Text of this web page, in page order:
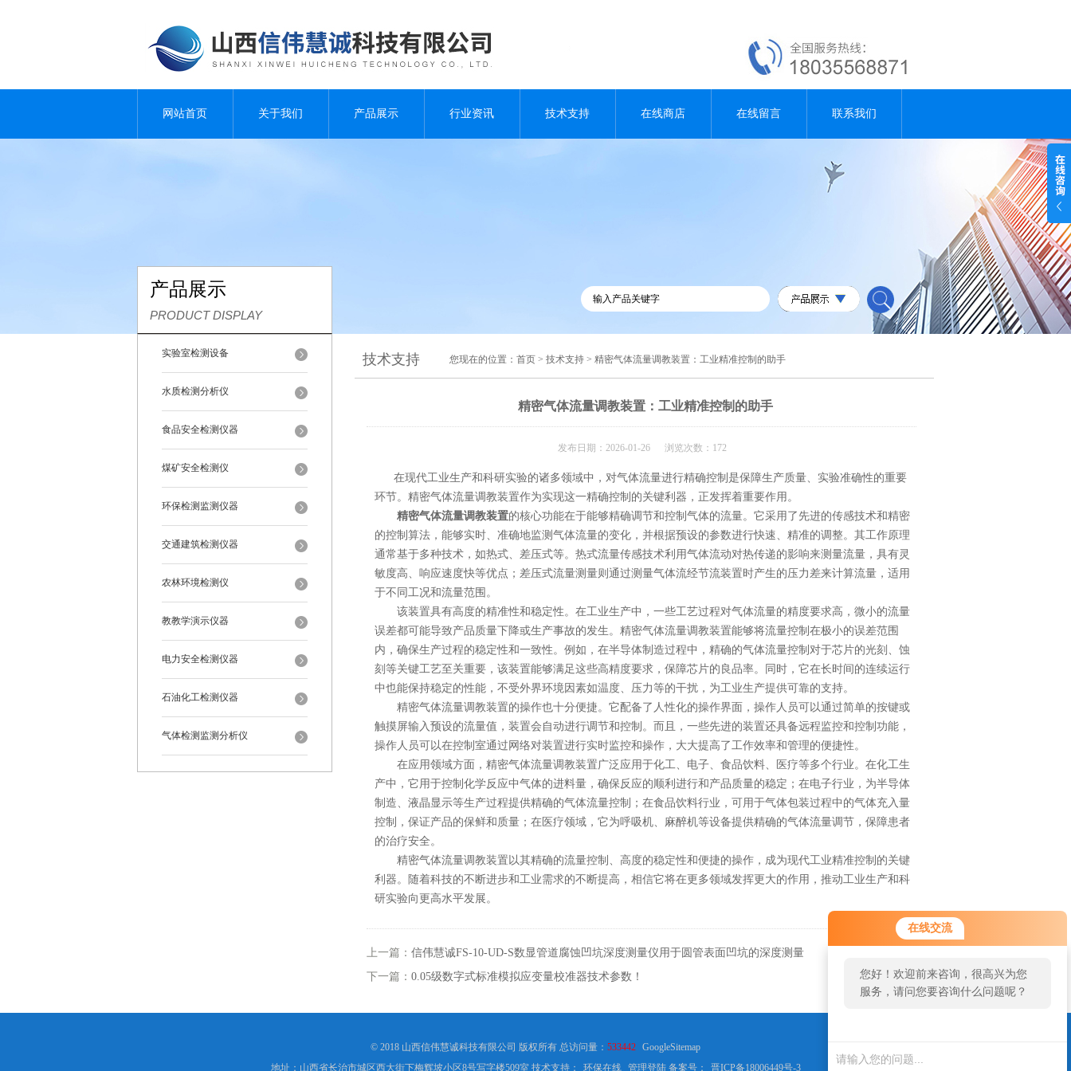
在线交流
您好！欢迎前来咨询，很高兴为您
服务，请问您要咨询什么问题呢？
网站首页 关于我们 产品展示 行业资讯 技术支持 在线商店 在线留言 联系我们
产品展示
PRODUCT DISPLAY
实验室检测设备
水质检测分析仪
食品安全检测仪器
煤矿安全检测仪
环保检测监测仪器
交通建筑检测仪器
农林环境检测仪
教教学演示仪器
电力安全检测仪器
石油化工检测仪器
气体检测监测分析仪
技术支持 您现在的位置： 首页 > 技术支持 > 精密气体流量调教装置：工业精准控制的助手
精密气体流量调教装置：工业精准控制的助手
发布日期：2026-01-26 浏览次数：172
在现代工业生产和科研实验的诸多领域中，对气体流量进行精确控制是保障生产质量、实验准确性的重要
环节。精密气体流量调教装置作为实现这一精确控制的关键利器，正发挥着重要作用。
精密气体流量调教装置的核心功能在于能够精确调节和控制气体的流量。它采用了先进的传感技术和精密
的控制算法，能够实时、准确地监测气体流量的变化，并根据预设的参数进行快速、精准的调整。其工作原理
通常基于多种技术，如热式、差压式等。热式流量传感技术利用气体流动对热传递的影响来测量流量，具有灵
敏度高、响应速度快等优点；差压式流量测量则通过测量气体流经节流装置时产生的压力差来计算流量，适用
于不同工况和流量范围。
该装置具有高度的精准性和稳定性。在工业生产中，一些工艺过程对气体流量的精度要求高，微小的流量
误差都可能导致产品质量下降或生产事故的发生。精密气体流量调教装置能够将流量控制在极小的误差范围
内，确保生产过程的稳定性和一致性。例如，在半导体制造过程中，精确的气体流量控制对于芯片的光刻、蚀
刻等关键工艺至关重要，该装置能够满足这些高精度要求，保障芯片的良品率。同时，它在长时间的连续运行
中也能保持稳定的性能，不受外界环境因素如温度、压力等的干扰，为工业生产提供可靠的支持。
精密气体流量调教装置的操作也十分便捷。它配备了人性化的操作界面，操作人员可以通过简单的按键或
触摸屏输入预设的流量值，装置会自动进行调节和控制。而且，一些先进的装置还具备远程监控和控制功能，
操作人员可以在控制室通过网络对装置进行实时监控和操作，大大提高了工作效率和管理的便捷性。
在应用领域方面，精密气体流量调教装置广泛应用于化工、电子、食品饮料、医疗等多个行业。在化工生
产中，它用于控制化学反应中气体的进料量，确保反应的顺利进行和产品质量的稳定；在电子行业，为半导体
制造、液晶显示等生产过程提供精确的气体流量控制；在食品饮料行业，可用于气体包装过程中的气体充入量
控制，保证产品的保鲜和质量；在医疗领域，它为呼吸机、麻醉机等设备提供精确的气体流量调节，保障患者
的治疗安全。
精密气体流量调教装置以其精确的流量控制、高度的稳定性和便捷的操作，成为现代工业精准控制的关键
利器。随着科技的不断进步和工业需求的不断提高，相信它将在更多领域发挥更大的作用，推动工业生产和科
研实验向更高水平发展。
上一篇： 信伟慧诚FS-10-UD-S数显管道腐蚀凹坑深度测量仪用于圆管表面凹坑的深度测量
下一篇： 0.05级数字式标准模拟应变量校准器技术参数！
© 2018 山西信伟慧诚科技有限公司 版权所有 总访问量： 533442 GoogleSitemap
地址：山西省长治市城区西大街下梅辉坡小区8号写字楼509室 技术支持：
环保在线 管理登陆备案号： 晋ICP备18006449号-3